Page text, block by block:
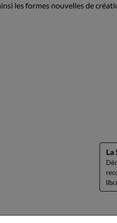
les formes nouvelles de
La